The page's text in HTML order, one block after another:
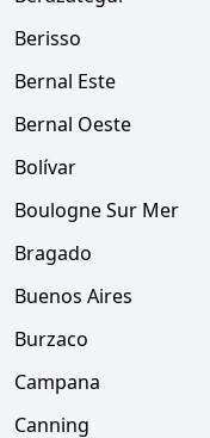
Berisso
Bernal Este
Bernal Oeste
Bolívar
Boulogne Sur Mer
Bragado
Buenos Aires
Burzaco
Campana
Canning